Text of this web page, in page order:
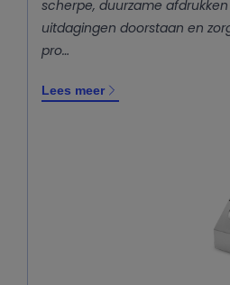
scherpe, duurzame
uitdagingen doorstaan en
pro…
Lees meer